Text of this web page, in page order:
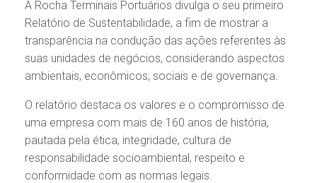
A Rocha Terminais Portuários divulga o seu primeiro
Relatório de Sustentabilidade, a fim de mostrar a
transparência na condução das ações referentes às
suas unidades de negócios, considerando aspectos
ambientais, econômicos, sociais e de governança.
O relatório destaca os valores e o compromisso de
uma empresa com mais de 160 anos de história,
pautada pela ética, integridade, cultura de
responsabilidade socioambiental, respeito e
conformidade com as normas legais.